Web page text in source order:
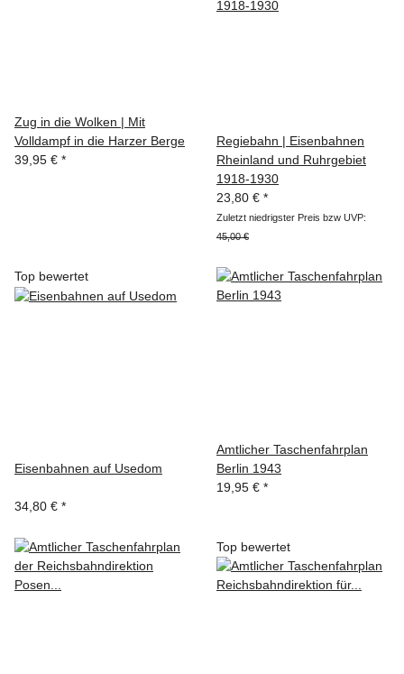
Zug in die Wolken | Mit
Volldampf in die Harzer Berge
39,95 € *
Regiebahn | Eisenbahnen
Rheinland und Ruhrgebiet
1918-1930
23,80 € *
Zuletzt niedrigster Preis bzw UVP:
45,00 €
Top bewertet
Eisenbahnen auf Usedom
34,80 € *
Amtlicher Taschenfahrplan
Berlin 1943
19,95 € *
Top bewertet